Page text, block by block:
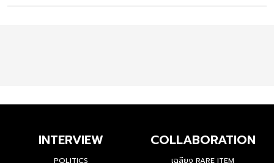
INTERVIEW
POLITICS
COLLABORATION
เฉลียง RARE ITEM